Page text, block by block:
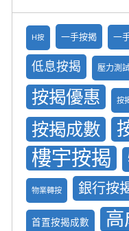
H按 一手按揭 一
低息按揭 壓力測
按揭優惠 按
按揭成數
樓宇按揭
物業轉按 銀行按
首置按揭成數 高